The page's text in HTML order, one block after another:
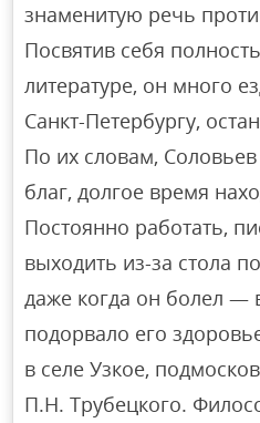
знаменитую речь
Посвятив себя
литературе, он много
Санкт-Петербургу,
По их словам,
благ, долгое время
Постоянно работать,
выходить из-за стола
даже когда он болел —
подорвало его
в селе Узкое,
П.Н. Трубецкого.